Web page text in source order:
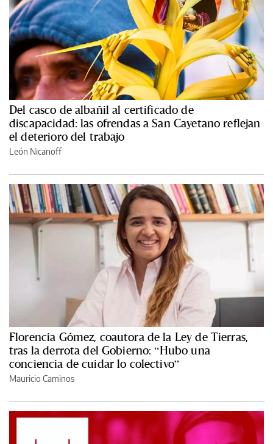
Del casco de albañil al certificado de
discapacidad: las ofrendas a San Cayetano reflejan
el deterioro del trabajo
León Nicanoff
Florencia Gómez, coautora de la Ley de Tierras,
tras la derrota del Gobierno: “Hubo una
conciencia de cuidar lo colectivo”
Mauricio Caminos